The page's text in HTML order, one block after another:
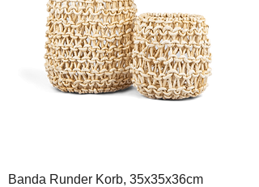
Banda Runder Korb, 35x35x36cm